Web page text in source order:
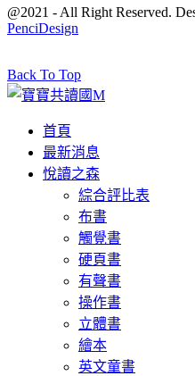
@2021 - All Right Reserved.
PenciDesign
Back To Top
首頁
最新消息
悅讀之森
綜合評比表
布書
觸覺書
硬頁書
有聲書
操作書
立體書
繪本
英文童書